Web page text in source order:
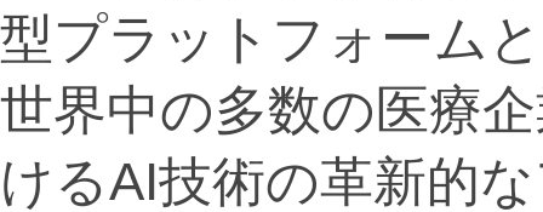
型プラットフォーム
世界中の多数の医療
けるAI技術の革新的